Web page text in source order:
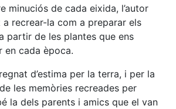
minuciós de cada eixida, l’autor
recrear-la com a preparar els
partir de les plantes que ens
en cada època.
d’estima per la terra, i per la
les memòries recreades per
la dels parents i amics que el van